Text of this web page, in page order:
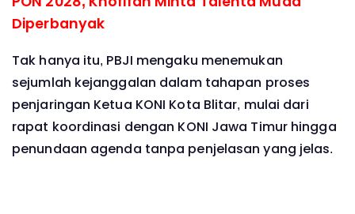
Diperbanyak
Tak hanya itu, PBJI mengaku menemukan
sejumlah kejanggalan dalam tahapan proses
penjaringan Ketua KONI Kota Blitar, mulai dari
rapat koordinasi dengan KONI Jawa Timur hingga
penundaan agenda tanpa penjelasan yang jelas.